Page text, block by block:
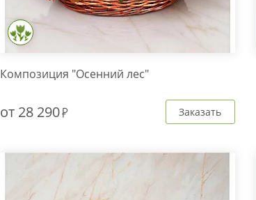
Композиция "Осенний лес"
от 28 290 Заказать